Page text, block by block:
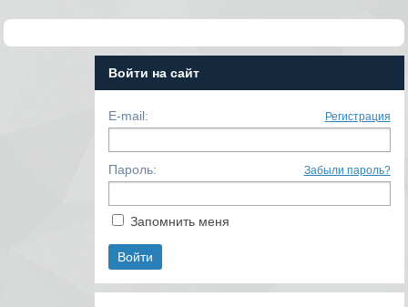
Войти на сайт
E-mail: Регистрация
Пароль: Забыли пароль?
Запомнить меня